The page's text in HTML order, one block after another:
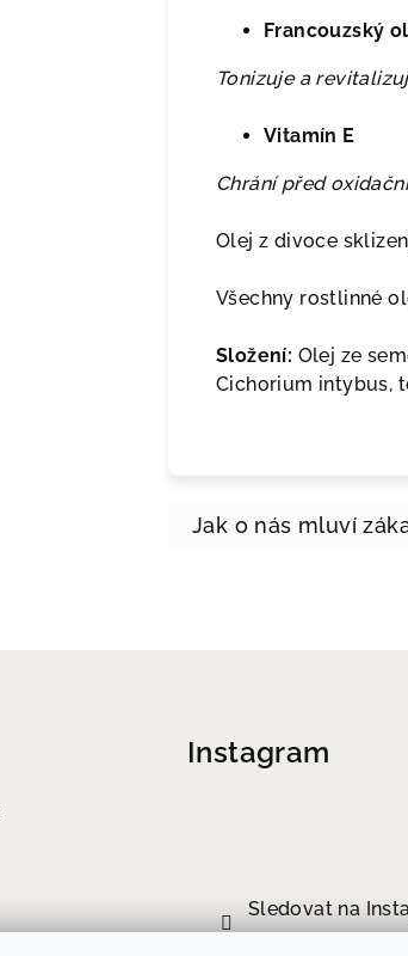
Francouzský
Tonizuje a
Vitamín E
Chrání před
Olej z divoce
Všechny rostlinné
Složení: Olej ze
Cichorium intybus,
Instagram
Sledovat na